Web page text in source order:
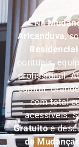
Na
Aricanduva,
pontuais,
profissional.
capital,
com total
acessíveis.
Gratuitoe
de